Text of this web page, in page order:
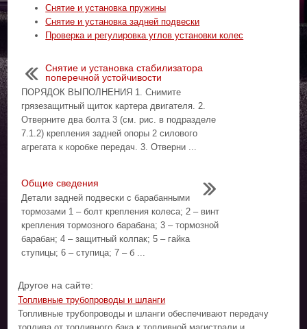
Снятие и установка пружины
Снятие и установка задней подвески
Проверка и регулировка углов установки колес
Снятие и установка стабилизатора
поперечной устойчивости
ПОРЯДОК ВЫПОЛНЕНИЯ 1. Снимите
грязезащитный щиток картера двигателя. 2.
Отверните два болта 3 (см. рис. в подразделе
7.1.2) крепления задней опоры 2 силового
агрегата к коробке передач. 3. Отверни ...
Общие сведения
Детали задней подвески с барабанными
тормозами 1 – болт крепления колеса; 2 – винт
крепления тормозного барабана; 3 – тормозной
барабан; 4 – защитный колпак; 5 – гайка
ступицы; 6 – ступица; 7 – б ...
Другое на сайте:
Топливные трубопроводы и шланги
Топливные трубопроводы и шланги обеспечивают передачу